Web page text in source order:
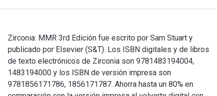
Zirconia: MMR 3rd Edición fue escrito por Sam Stuart y
publicado por Elsevier (S&T). Los ISBN digitales y de libros
de texto electrónicos de Zirconia son 9781483194004,
1483194000 y los ISBN de versión impresa son
9781856171786, 1856171787. Ahorra hasta un 80% en